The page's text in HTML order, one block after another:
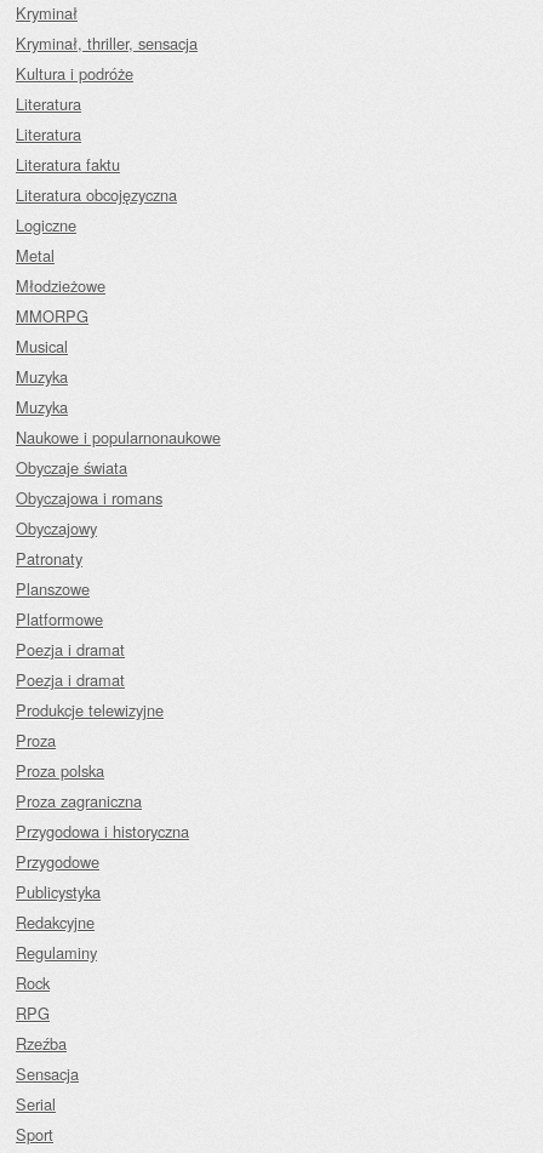
Kryminał
Kryminał, thriller, sensacja
Kultura i podróże
Literatura
Literatura
Literatura faktu
Literatura obcojęzyczna
Logiczne
Metal
Młodzieżowe
MMORPG
Musical
Muzyka
Muzyka
Naukowe i popularnonaukowe
Obyczaje świata
Obyczajowa i romans
Obyczajowy
Patronaty
Planszowe
Platformowe
Poezja i dramat
Poezja i dramat
Produkcje telewizyjne
Proza
Proza polska
Proza zagraniczna
Przygodowa i historyczna
Przygodowe
Publicystyka
Redakcyjne
Regulaminy
Rock
RPG
Rzeźba
Sensacja
Serial
Sport